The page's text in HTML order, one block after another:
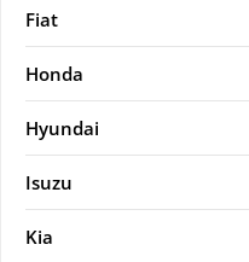
Fiat
Honda
Hyundai
Isuzu
Kia